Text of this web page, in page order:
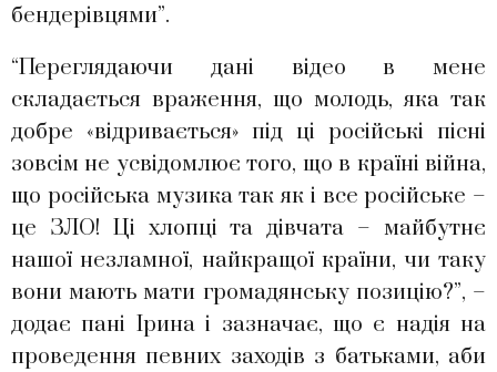
бендерівцями”.
“Переглядаючи дані відео в мене
складається враження, що молодь, яка так
добре «відривається» під ці російські пісні
зовсім не усвідомлює того, що в країні війна,
що російська музика так як і все російське –
це ЗЛО! Ці хлопці та дівчата – майбутнє
нашої незламної, найкращої країни, чи таку
вони мають мати громадянську позицію?”, –
додає пані Ірина і зазначає, що є надія на
проведення певних заходів з батьками, аби